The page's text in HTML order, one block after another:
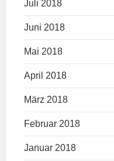
Juli 2018
Juni 2018
Mai 2018
April 2018
März 2018
Februar 2018
Januar 2018